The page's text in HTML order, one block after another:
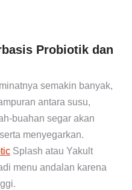
Probiotik dan
semakin banyak,
antara susu,
buahan segar akan
menyegarkan.
Splash atau Yakult
menu andalan karena